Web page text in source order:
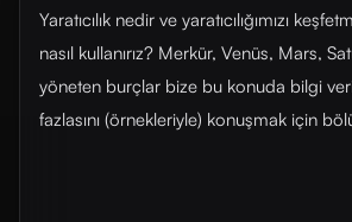
Yaratıcılık nedir ve yaratıcılığımızı
nasıl kullanırız? Merkür, Venüs, Mars,
yöneten burçlar bize bu konuda bilgi
fazlasını (örnekleriyle) konuşmak için